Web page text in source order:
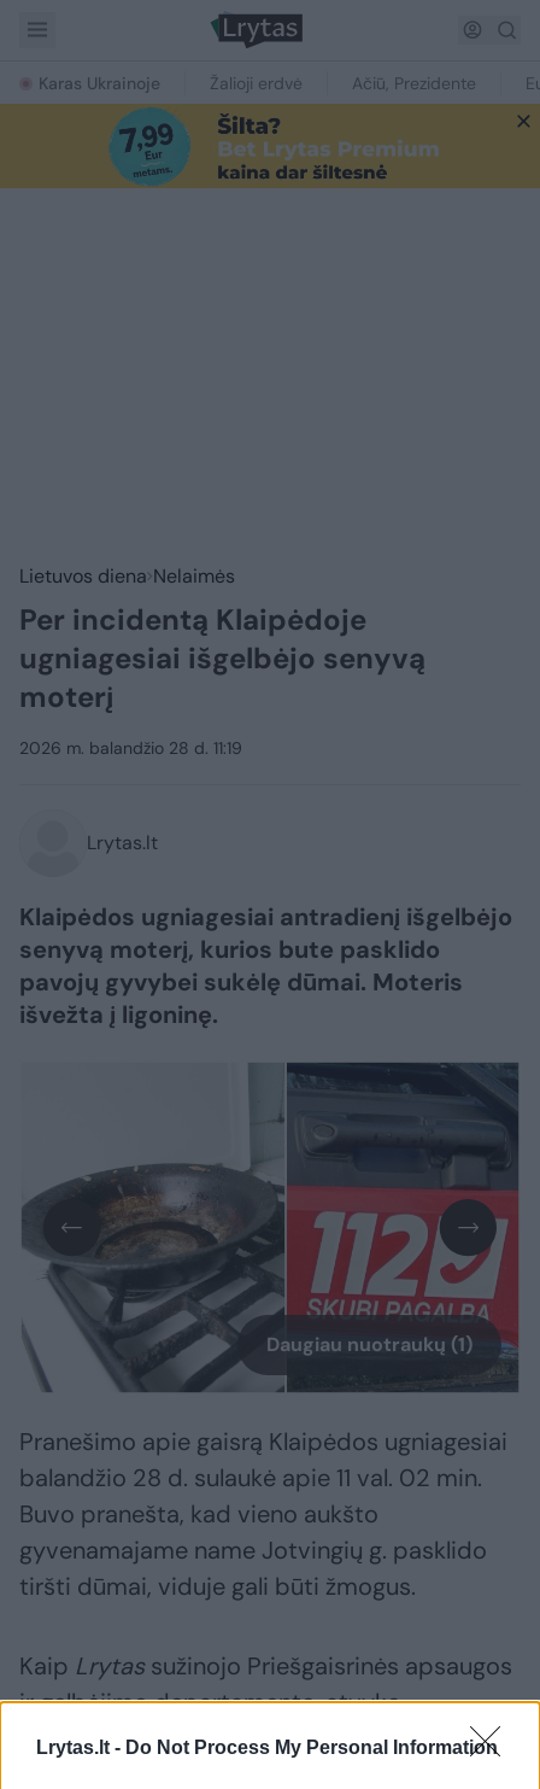
Lrytas.lt - Do Not Process My Personal Information
Karas Ukrainoje Žalioji erdvė Ačiū, Prezidente
Lietuvos diena Nelaimės
Per incidentą Klaipėdoje
ugniagesiai išgelbėjo senyvą
moterį
2026 m. balandžio 28 d. 11:19
Lrytas.lt
Klaipėdos ugniagesiai antradienį išgelbėjo
senyvą moterį, kurios bute pasklido
pavojų gyvybei sukėlę dūmai. Moteris
išvežta į ligoninę.
Daugiau nuotraukų (1)
Pranešimo apie gaisrą Klaipėdos ugniagesiai
balandžio 28 d. sulaukė apie 11 val. 02 min.
Buvo pranešta, kad vieno aukšto
gyvenamajame name Jotvingių g. pasklido
tiršti dūmai, viduje gali būti žmogus.
Kaip Lrytassužinojo Priešgaisrinės apsaugos
ir gelbėjimo departamente, atvykę
ugniagesiai apie 11 val. 10 min. iš namo išnešė